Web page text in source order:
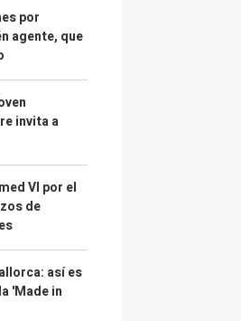
por
agente, que
invita a
VI por el
de
así es
'Made in